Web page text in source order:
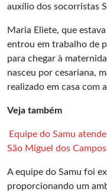
auxílio dos socorristas
Maria Eliete, que
entrou em trabalho de
para chegar à
nasceu por cesariana,
realizado em casa com
Veja também
Equipe do Samu
São Miguel dos Campos
A equipe do Samu foi
proporcionando um